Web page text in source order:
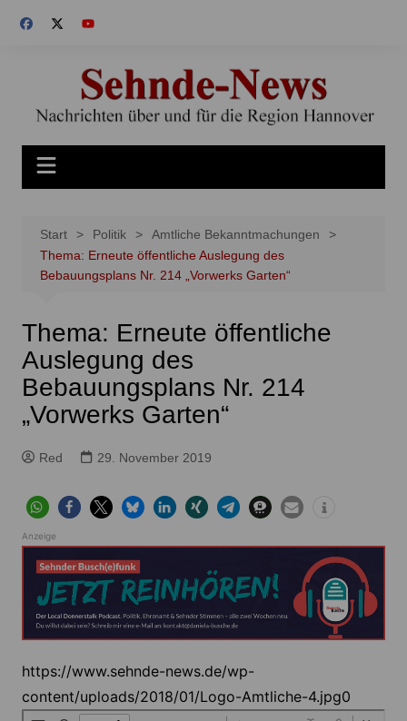
Inhalt
Start Politik
Amtliche Bekanntmachungen
Thema: Erneute öffentliche Auslegung des
Bebauungsplans Nr. 214 „Vorwerks Garten“
Thema: Erneute öffentliche
Auslegung des
Bebauungsplans Nr. 214
„Vorwerks Garten“
Red 29. November 2019
Anzeige
https://www.sehnde-news.de/wp-
content/uploads/2018/01/Logo-Amtliche-4.jpg0